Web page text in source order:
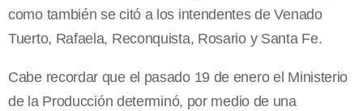
como también se citó a los intendentes de Venado
Tuerto, Rafaela, Reconquista, Rosario y Santa Fe.
Cabe recordar que el pasado 19 de enero el Ministerio
de la Producción determinó, por medio de una